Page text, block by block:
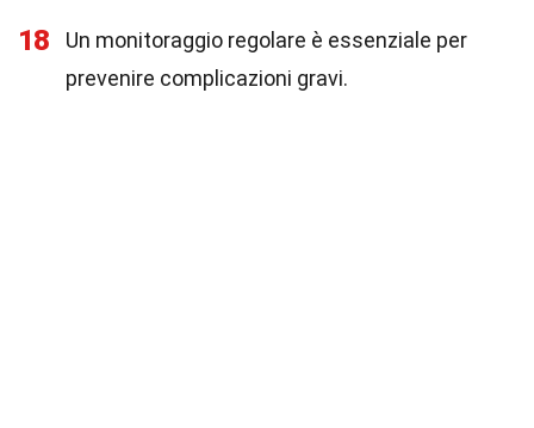
18
Un monitoraggio regolare è essenziale per
prevenire complicazioni gravi.